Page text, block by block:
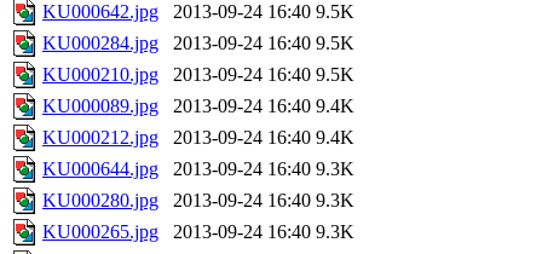
KU000642.jpg
2013-09-24 16:40 9.5K
KU000284.jpg
2013-09-24 16:40 9.5K
KU000210.jpg
2013-09-24 16:40 9.5K
KU000089.jpg
2013-09-24 16:40 9.4K
KU000212.jpg
2013-09-24 16:40 9.4K
KU000644.jpg
2013-09-24 16:40 9.3K
KU000280.jpg
2013-09-24 16:40 9.3K
KU000265.jpg
2013-09-24 16:40 9.3K